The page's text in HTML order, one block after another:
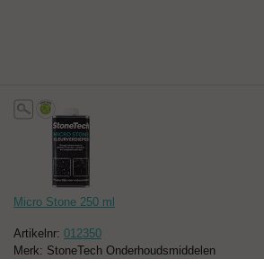
Micro Stone 250 ml
Artikelnr: 012350
Merk: StoneTech Onderhoudsmiddelen